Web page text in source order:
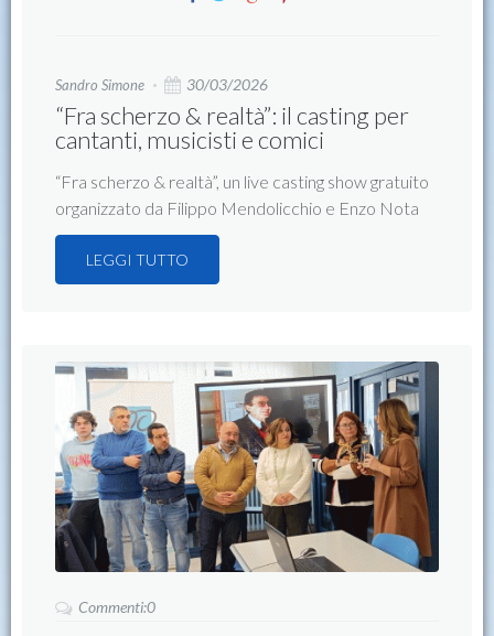
Sandro Simone 30/03/2026
“Fra scherzo & realtà”: il casting per
cantanti, musicisti e comici
“Fra scherzo & realtà”, un live casting show gratuito
organizzato da Filippo Mendolicchio e Enzo Nota
LEGGI TUTTO
Commenti:0